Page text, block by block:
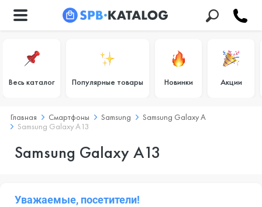
Весь каталог Популярные товары Новинки Акции
Главная Смартфоны Samsung
Samsung Galaxy A
Samsung Galaxy A13
Samsung Galaxy A13
Уважаемые, посетители!